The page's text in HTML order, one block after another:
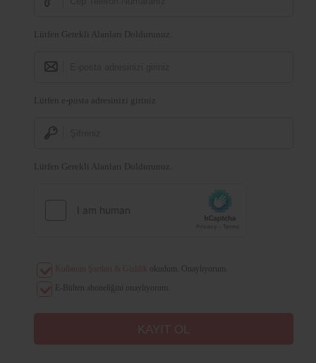
Lütfen Gerekli Alanları Doldurunuz.
Lütfen e-posta adresinizi giriniz
Lütfen Gerekli Alanları Doldurunuz.
okudum. Onaylıyorum.
E-Bülten aboneliğini onaylıyorum.